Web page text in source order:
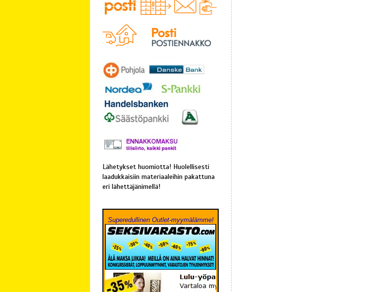
Lähetykset huomiotta! Huolellisesti
laadukkaisiin materiaaleihin pakattuna
eri lähettäjänimellä!
Superedullinen Outlet-myymälämme!